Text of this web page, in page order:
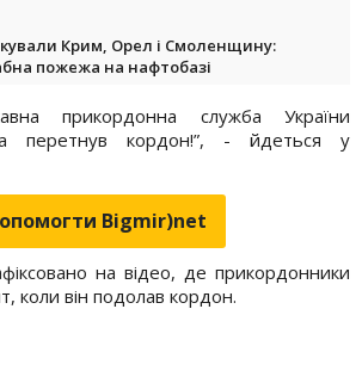
Крим, Орел і Смоленщину:
пожежа на нафтобазі
прикордонна служба України
перетнув кордон!”, - йдеться у
Bigmir)net
на відео, де прикордонники
коли він подолав кордон.